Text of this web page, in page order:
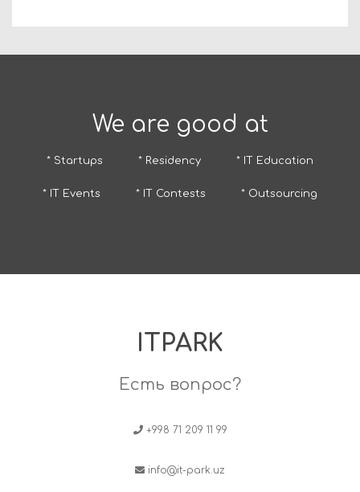
We are good at
* Startups * Residency * IT Education
* IT Events * IT Contests * Outsourcing
ITPARK
Есть вопрос?
+998 71 209 11 99
info@it-park.uz